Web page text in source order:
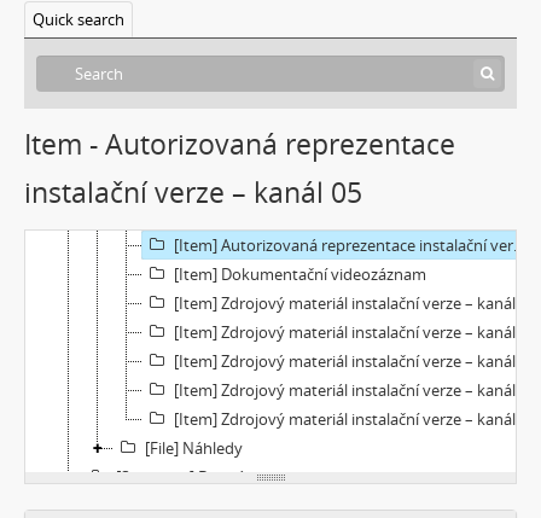
Quick search
Item - Autorizovaná reprezentace
instalační verze – kanál 05
[Item] Archivní master zdrojového materiálu – kanál 03
[Item] Archivní master zdrojového materiálu – kanál 04
[Item] Autorizovaná reprezentace instalační verze – kanál 01
[Item] Autorizovaná reprezentace instalační verze – kanál 02
[Item] Autorizovaná reprezentace instalační verze – kanál 03
[Item] Autorizovaná reprezentace instalační verze – kanál 05
[Item] Dokumentační videozáznam
[Item] Zdrojový materiál instalační verze – kanál 01
[Item] Zdrojový materiál instalační verze – kanál 02
[Item] Zdrojový materiál instalační verze – kanál 03
[Item] Zdrojový materiál instalační verze – kanál 04
[Item] Zdrojový materiál instalační verze – kanál 05
[File] Náhledy
[Subseries] Bez názvu
[Subseries] Viděno vzduchem